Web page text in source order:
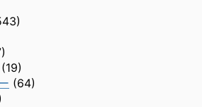
(19)
(64)